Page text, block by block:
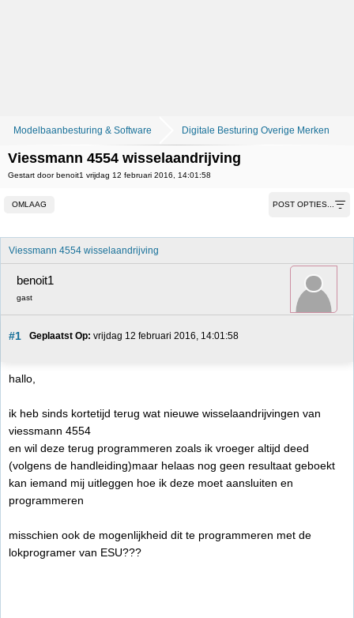
Modelbaanbesturing & Software Digitale Besturing Overige Merken
Viessmann 4554 wisselaandrijving
Gestart door benoit1 vrijdag 12 februari 2016, 14:01:58
OMLAAG POST OPTIES...
Viessmann 4554 wisselaandrijving
benoit1
gast
#1 Geplaatst Op: vrijdag 12 februari 2016, 14:01:58
hallo,
ik heb sinds kortetijd terug wat nieuwe wisselaandrijvingen van
viessmann 4554
en wil deze terug programmeren zoals ik vroeger altijd deed
(volgens de handleiding)maar helaas nog geen resultaat geboekt
kan iemand mij uitleggen hoe ik deze moet aansluiten en
programmeren
misschien ook de mogenlijkheid dit te programmeren met de
lokprogramer van ESU???